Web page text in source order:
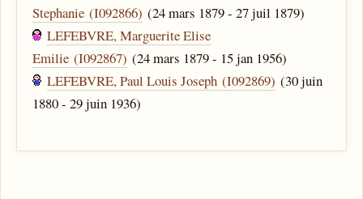
Stephanie (I092866) (24 mars 1879 - 27 juil 1879)
LEFEBVRE, Marguerite Elise
Emilie (I092867) (24 mars 1879 - 15 jan 1956)
LEFEBVRE, Paul Louis Joseph (I092869) (30 juin
1880 - 29 juin 1936)